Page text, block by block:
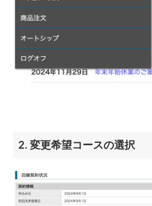
2. 変更希望コースの選択